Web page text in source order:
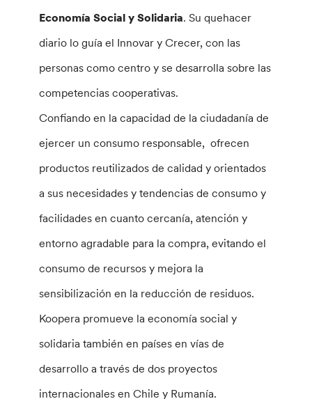
Economía Social y Solidaria. Su quehacer
diario lo guía el Innovar y Crecer, con las
personas como centro y se desarrolla sobre las
competencias cooperativas.
Confiando en la capacidad de la ciudadanía de
ejercer un consumo responsable, ofrecen
productos reutilizados de calidad y orientados
a sus necesidades y tendencias de consumo y
facilidades en cuanto cercanía, atención y
entorno agradable para la compra, evitando el
consumo de recursos y mejora la
sensibilización en la reducción de residuos.
Koopera promueve la economía social y
solidaria también en países en vías de
desarrollo a través de dos proyectos
internacionales en Chile y Rumanía.